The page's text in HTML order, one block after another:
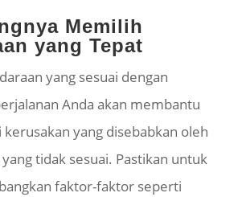
Memilih
yang Tepat
yang sesuai dengan
Anda akan membantu
yang disebabkan oleh
tidak sesuai. Pastikan untuk
faktor-faktor seperti